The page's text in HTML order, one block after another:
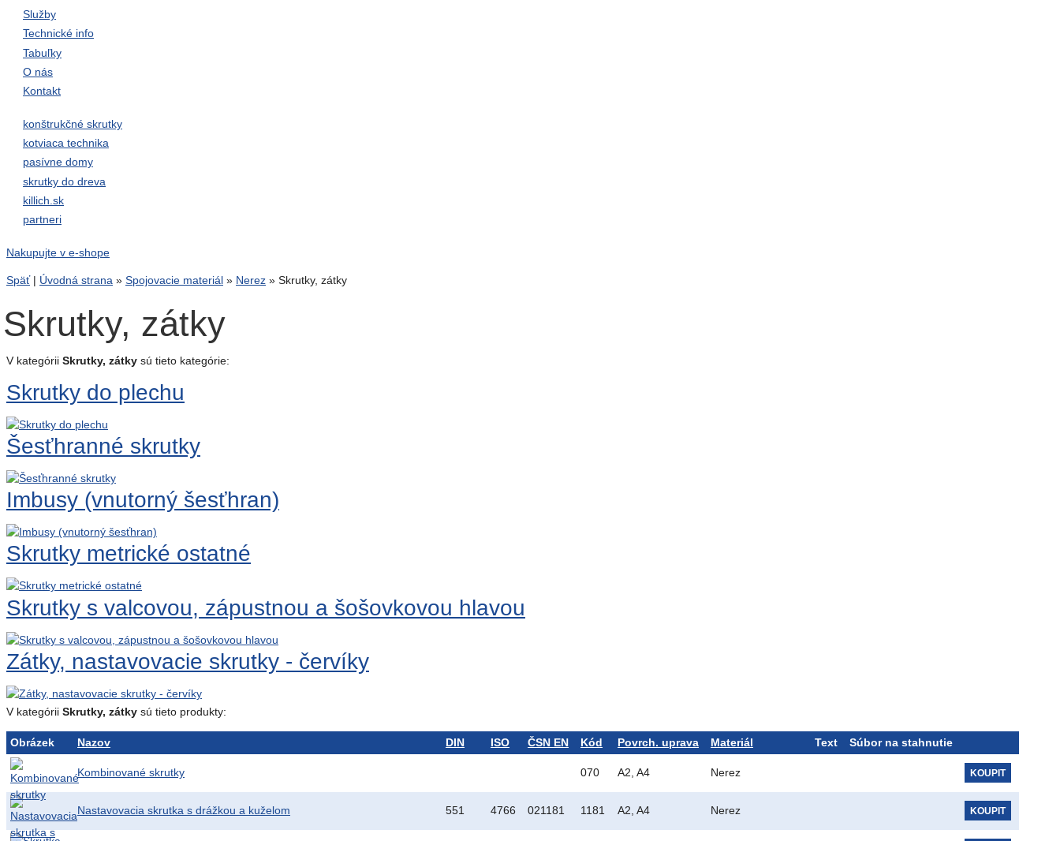
Služby
Technické info
Tabuľky
O nás
Kontakt
konštrukčné skrutky
kotviaca technika
pasívne domy
skrutky do dreva
killich.sk
partneri
Nakupujte v e-shope
Späť| Úvodná strana » Spojovacie materiál » Nerez » Skrutky, zátky
Skrutky, zátky
V kategórii Skrutky, zátky sú tieto kategórie:
Skrutky do plechu
Šesťhranné skrutky
Imbusy (vnutorný šesťhran)
Skrutky metrické ostatné
Skrutky s valcovou, zápustnou a šošovkovou hlavou
Zátky, nastavovacie skrutky - červíky
V kategórii Skrutky, zátky sú tieto produkty:
Obrázek Nazov DIN ISO ČSN EN Kód Povrch. uprava Materiál Text Súbor na stahnutie
Kombinované skrutky 070 A2, A4 Nerez KOUPIT
Nastavovacia skrutka s drážkou a kuželom 551 4766 021181 1181 A2, A4 Nerez KOUPIT